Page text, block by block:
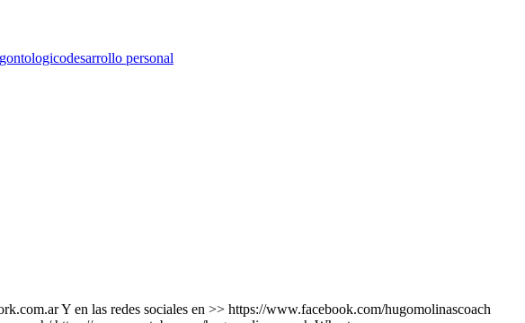
desarrollo personal
Y en las redes sociales en >> https://www.facebook.com/hugomolinascoach